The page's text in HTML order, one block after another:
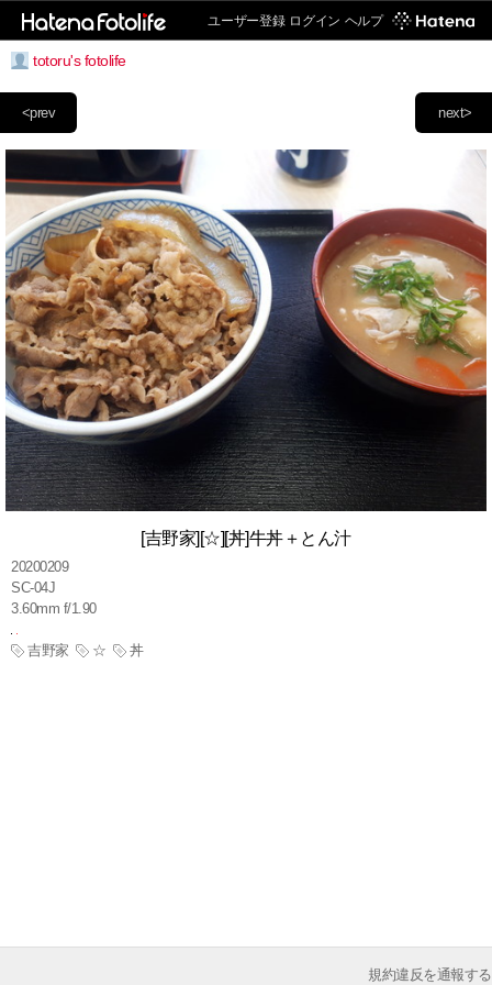
ユーザー登録 ログイン ヘルプ
totoru's fotolife
next>
<prev
[吉野家][☆][丼]牛丼＋とん汁
20200209
SC-04J
3.60mm f/1.90
吉野家 ☆ 丼
規約違反を通報する